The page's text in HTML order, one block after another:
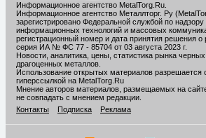
Информационное агентство MetalTorg.Ru
Информационное агентство Металлторг. Ру
зарегистрировано Федеральной службой по
информационных технологий и массовых
регистрационный номер и дата принятия решения о
серия ИА № ФС 77 - 85704 от 03 августа 2023 г.
Новости, аналитика, цены, статистика рынка
драгоценных металлов.
Использование открытых материалов разрешается
гиперссылкой на MetalTorg.Ru
Мнение авторов материалов, размещаемых на
не совпадать с мнением редакции.
Контакты
Подписка Реклама